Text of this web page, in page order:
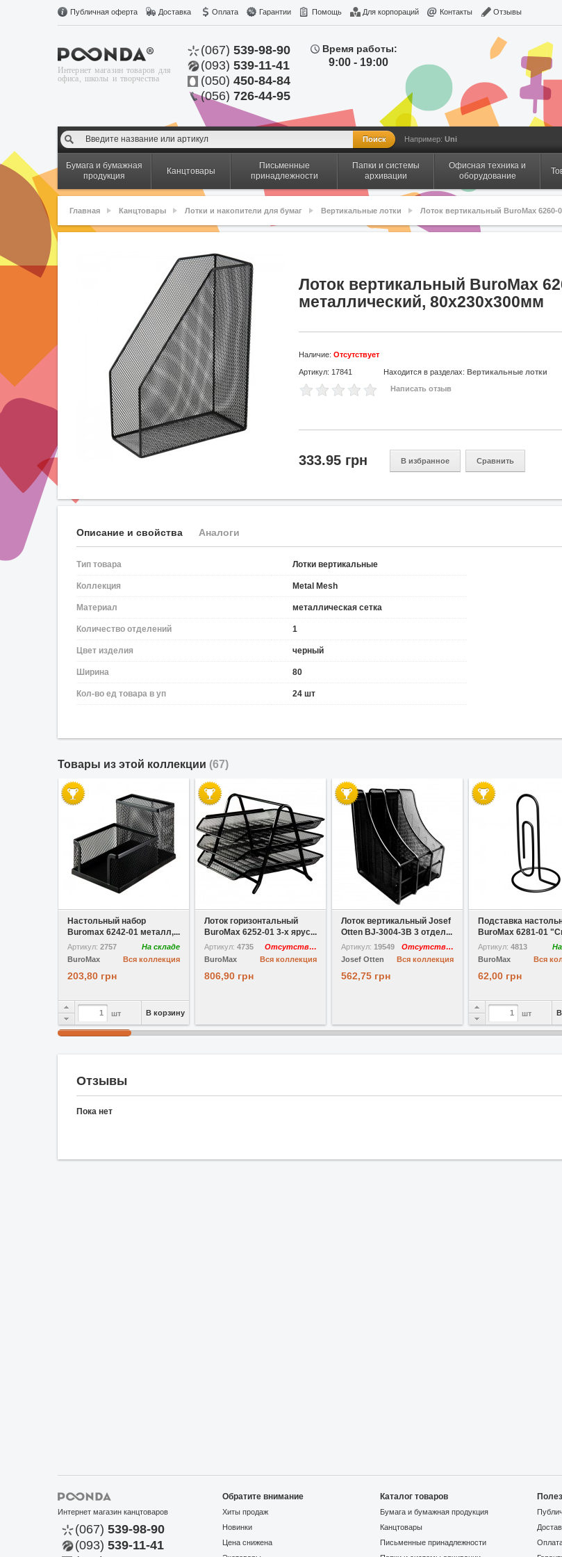
Публичная оферта Доставка Оплата Гарантии Помощь Для корпораций Контакты Отзывы
Интернет магазин товаров для
офиса, школы и творчества
(067) 539-98-90
(093) 539-11-41
(050) 450-84-84
(056) 726-44-95
Время работы:
9:00 - 19:00
Например: Uni
Бумага и бумажная
продукция
Канцтовары
Письменные
принадлежности
Папки и системы
архивации
Офисная техника и
оборудование
Главная Канцтовары Лотки и накопители для бумаг Вертикальные лотки Лоток вертикальный BuroMax 6260-
Лоток вертикальный BuroMax
металлический, 80x230x300мм
Наличие: Отсутствует
Артикул: 17841 Находится в разделах: Вертикальные лотки
Написать отзыв
В избранное Сравнить
333.95 грн
Описание и свойства Аналоги
Тип товара Лотки вертикальные
Коллекция Metal Mesh
Материал металлическая сетка
Количество отделений 1
Цвет изделия черный
Ширина 80
Кол-во ед товара в уп 24 шт
Товары из этой коллекции (67)
Настольный набор
Buromax 6242-01 металл,...
Артикул: 2757
На складе
Вся коллекция
BuroMax
203,80 грн
шт В корзину
Лоток горизонтальный
BuroMax 6252-01 3-х ярус...
Артикул: 4735
Отсутствует
Вся коллекция
BuroMax
806,90 грн
В избранное
Лоток вертикальный Josef
Otten BJ-3004-3B 3 отдел...
Артикул: 19549
Отсутствует
Вся коллекция
Josef Otten
562,75 грн
Подставка
BuroMax 6281-01
Артикул: 4813
Вся
BuroMax
62,00 грн
шт
Отзывы
Пока нет
Интернет магазин канцтоваров
(067) 539-98-90
(093) 539-11-41
Обратите внимание
Хиты продаж
Новинки
Цена снижена
Каталог товаров
Бумага и бумажная продукция
Канцтовары
Письменные принадлежности